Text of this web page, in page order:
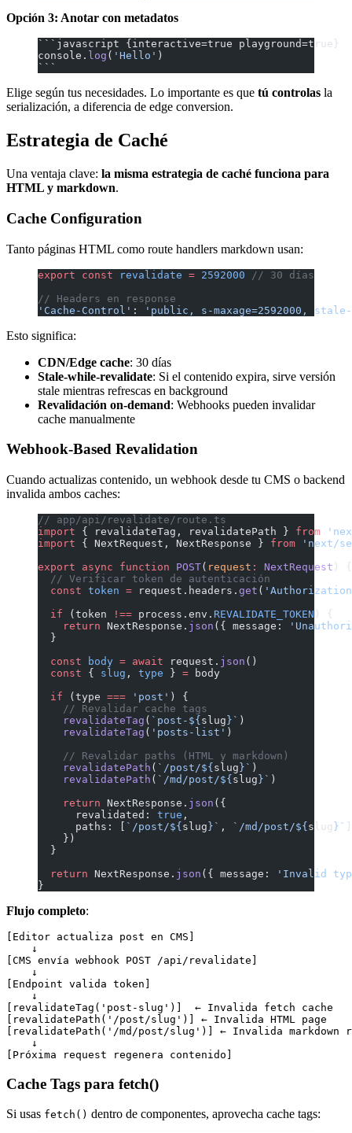
Opción 3: Anotar con metadatos
```javascript {interactive=true playground=true}
console. log ( 'Hello' )
```
Elige según tus necesidades. Lo importante es que tú controlas la
serialización, a diferencia de edge conversion.
Estrategia de Caché
Una ventaja clave: la misma estrategia de caché funciona para
HTML y markdown.
Cache Configuration
Tanto páginas HTML como route handlers markdown usan:
export const revalidate = 2592000 // 30 días
// Headers en response
'Cache-Control' : 'public, s-maxage=2592000,
Esto significa:
CDN/Edge cache: 30 días
Stale-while-revalidate: Si el contenido expira, sirve versión
stale mientras refrescas en background
Revalidación on-demand: Webhooks pueden invalidar
cache manualmente
Webhook-Based Revalidation
Cuando actualizas contenido, un webhook desde tu CMS o backend
invalida ambos caches:
// app/api/revalidate/route.ts
import { revalidateTag, revalidatePath } from
import { NextRequest, NextResponse } from 'next/
export async function POST( request : NextRequest ) {
  // Verificar token de autenticación
  const
token = request.headers. get (
  if
(token !== process.env. REVALIDATE_TOKEN ) {
    return
NextResponse. json ({ message:
  }
  const
body = await request. json ()
  const
{ slug , type } = body
  if
(type === 'post' ) {
    // Revalidar cache tags
    revalidateTag
( `post-${ slug }` )
    revalidateTag
( 'posts-list' )
    // Revalidar paths (HTML y markdown)
    revalidatePath
( `/post/${ slug }` )
    revalidatePath
( `/md/post/${ slug }` )
    return
NextResponse. json ({
      revalidated:
true ,
      paths: [
`/post/${ slug }` , `/md/post/${ slug }`
    })
  }
  return
NextResponse. json ({ message:
'Invalid
}
Flujo completo:
[Editor actualiza post en CMS]
    ↓
[CMS envía webhook POST /api/revalidate]
    ↓
[Endpoint valida token]
    ↓
[revalidateTag('post-slug')]  ← Invalida fetch cache
[revalidatePath('/post/slug')] ← Invalida HTML page
[revalidatePath('/md/post/slug')] ← Invalida markdown
    ↓
Cache Tags para fetch()
Si usas fetch() dentro de componentes, aprovecha cache tags: